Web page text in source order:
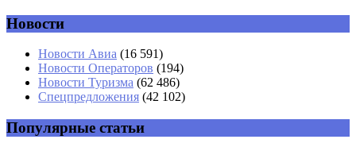
Имя *
Email*
Новости
Новости Авиа (16 591)
Новости Операторов (194)
Новости Туризма (62 486)
Спецпредложения (42 102)
Популярные статьи